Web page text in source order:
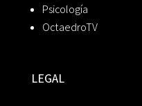
Psicología
OctaedroTV
LEGAL